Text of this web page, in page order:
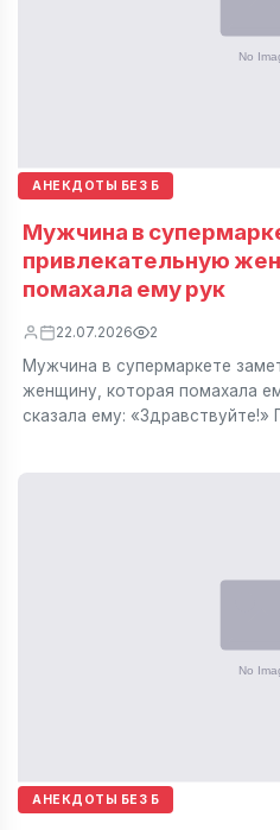
АНЕКДОТЫ БЕЗ Б
Мужчина в
привлекательную
помахала ему рук
22.07.2026 2
Мужчина в супермаркете
женщину, которая помахала
сказала ему:
АНЕКДОТЫ БЕЗ Б